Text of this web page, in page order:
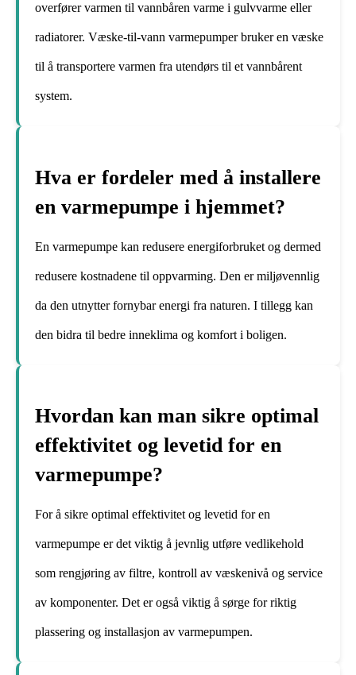
overfører varmen til vannbåren varme i gulvvarme eller
radiatorer. Væske-til-vann varmepumper bruker en væske
til å transportere varmen fra utendørs til et vannbårent
system.
Hva er fordeler med å installere
en varmepumpe i hjemmet?
En varmepumpe kan redusere energiforbruket og dermed
redusere kostnadene til oppvarming. Den er miljøvennlig
da den utnytter fornybar energi fra naturen. I tillegg kan
den bidra til bedre inneklima og komfort i boligen.
Hvordan kan man sikre optimal
effektivitet og levetid for en
varmepumpe?
For å sikre optimal effektivitet og levetid for en
varmepumpe er det viktig å jevnlig utføre vedlikehold
som rengjøring av filtre, kontroll av væskenivå og service
av komponenter. Det er også viktig å sørge for riktig
plassering og installasjon av varmepumpen.